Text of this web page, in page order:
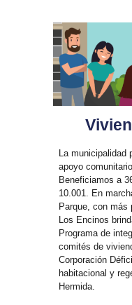
La
apoyo
Beneficiamos a
10.001. En
Parque, con más
Los Encinos
Programa de
comités de
Corporación
habitacional y
Hermida.